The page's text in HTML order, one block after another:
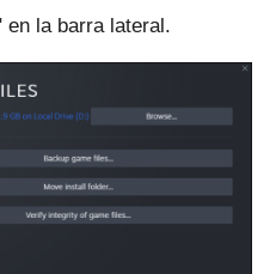
la barra lateral.